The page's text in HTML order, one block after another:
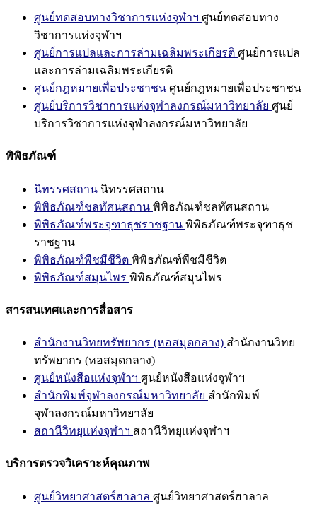
ศูนย์ทดสอบทางวิชาการแห่งจุฬาฯ ศูนย์ทดสอบทาง
วิชาการแห่งจุฬาฯ
ศูนย์การแปลและการล่ามเฉลิมพระเกียรติ ศูนย์การแปล
และการล่ามเฉลิมพระเกียรติ
ศูนย์กฎหมายเพื่อประชาชน ศูนย์กฎหมายเพื่อประชาชน
ศูนย์บริการวิชาการแห่งจุฬาลงกรณ์มหาวิทยาลัย ศูนย์
บริการวิชาการแห่งจุฬาลงกรณ์มหาวิทยาลัย
พิพิธภัณฑ์
นิทรรศสถาน นิทรรศสถาน
พิพิธภัณฑ์ชลทัศนสถาน พิพิธภัณฑ์ชลทัศนสถาน
พิพิธภัณฑ์พระจุฑาธุชราชฐาน พิพิธภัณฑ์พระจุฑาธุช
ราชฐาน
พิพิธภัณฑ์พืชมีชีวิต พิพิธภัณฑ์พืชมีชีวิต
พิพิธภัณฑ์สมุนไพร พิพิธภัณฑ์สมุนไพร
สารสนเทศและการสื่อสาร
สำนักงานวิทยทรัพยากร (หอสมุดกลาง) สำนักงานวิทย
ทรัพยากร (หอสมุดกลาง)
ศูนย์หนังสือแห่งจุฬาฯ ศูนย์หนังสือแห่งจุฬาฯ
สำนักพิมพ์จุฬาลงกรณ์มหาวิทยาลัย สำนักพิมพ์
จุฬาลงกรณ์มหาวิทยาลัย
สถานีวิทยุแห่งจุฬาฯ สถานีวิทยุแห่งจุฬาฯ
บริการตรวจวิเคราะห์คุณภาพ
ศูนย์วิทยาศาสตร์ฮาลาล ศูนย์วิทยาศาสตร์ฮาลาล